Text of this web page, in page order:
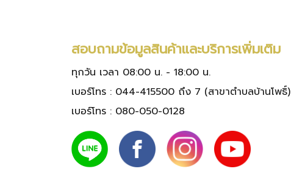
สอบถามข้อมูลสินค้าและบริการเพิ่มเติม
ทุกวัน เวลา 08:00 น. - 18:00 น.
เบอร์โทร : 044-415500 ถึง 7 (สาขาตำบลบ้านโพธิ์)
เบอร์โทร : 080-050-0128